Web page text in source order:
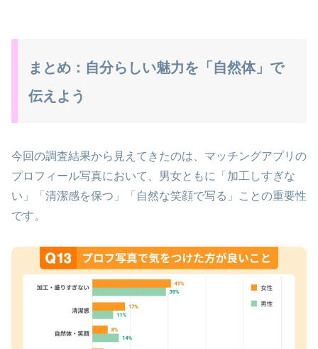
まとめ：自分らしい魅力を「自然体」で
伝えよう
今回の調査結果から見えてきたのは、マッチングアプリの
プロフィール写真において、男女ともに「加工しすぎな
い」「清潔感を保つ」「自然な笑顔で写る」ことの重要性
です。